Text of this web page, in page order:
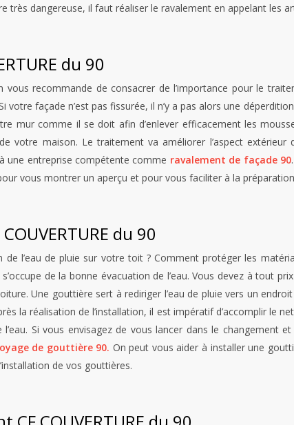
très dangereuse, il faut réaliser le ravalement en appelant les
du 90
recommande de consacrer de l’importance pour le
façade n’est pas fissurée, il n’y a pas alors une
mur comme il se doit afin d’enlever efficacement les
votre maison. Le traitement va améliorer l’aspect
une entreprise compétente comme ravalement de façade 90
vous montrer un aperçu et pour vous faciliter à la
du 90
l’eau de pluie sur votre toit ? Comment protéger les
de la bonne évacuation de l’eau. Vous devez à tout
Une gouttière sert à rediriger l’eau de pluie vers un
la réalisation de l’installation, il est impératif d’accomplir le
Si vous envisagez de vous lancer dans le changement
de gouttière 90. On peut vous aider à installer une
de vos gouttières.